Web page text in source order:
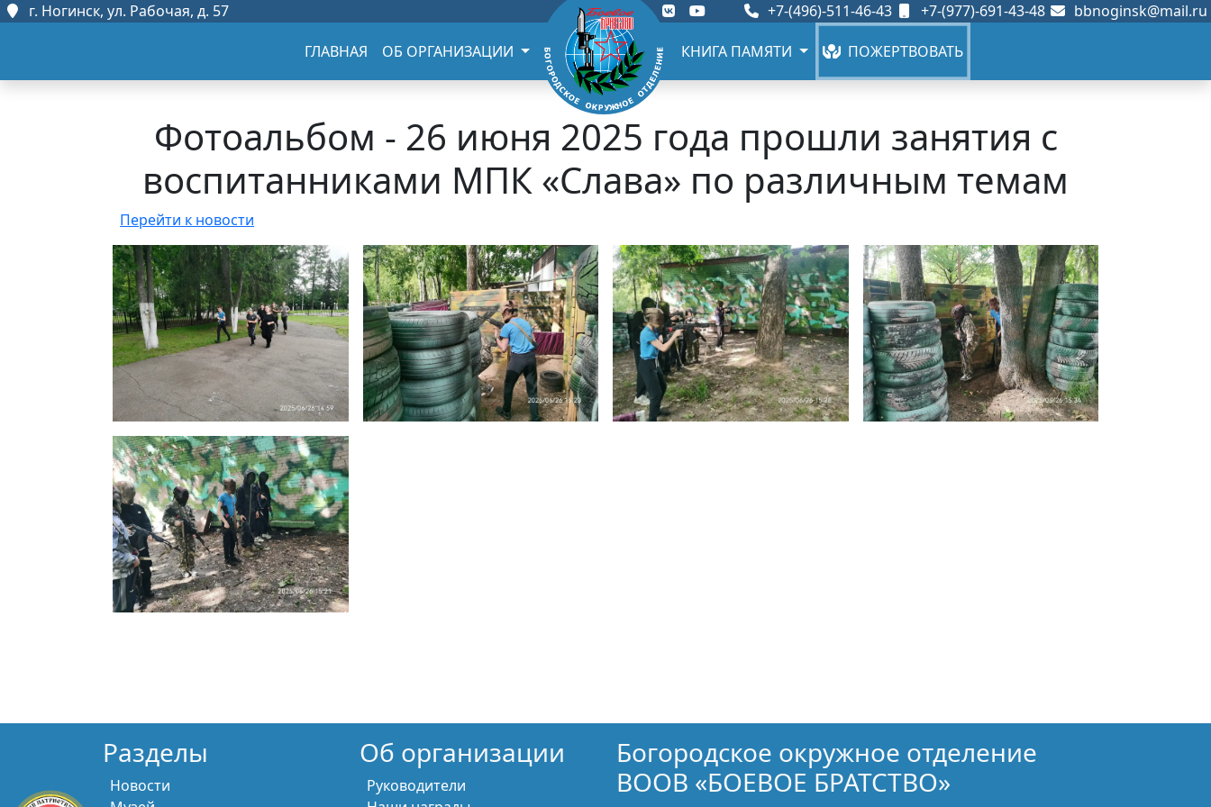
г. Ногинск, ул. Рабочая, д. 57 +7-(496)-511-46-43 +7-(977)-691-43-48 bbnoginsk@mail.ru
ГЛАВНАЯ ОБ ОРГАНИЗАЦИИ КНИГА ПАМЯТИ ПОЖЕРТВОВАТЬ
Фотоальбом - 26 июня 2025 года прошли занятия с
воспитанниками МПК «Слава» по различным темам
Перейти к новости
Разделы
Новости
Об организации
Руководители
Богородское окружное отделение
ВООВ «БОЕВОЕ БРАТСТВО»